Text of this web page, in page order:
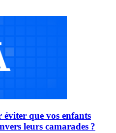
que vos enfants
leurs camarades ?